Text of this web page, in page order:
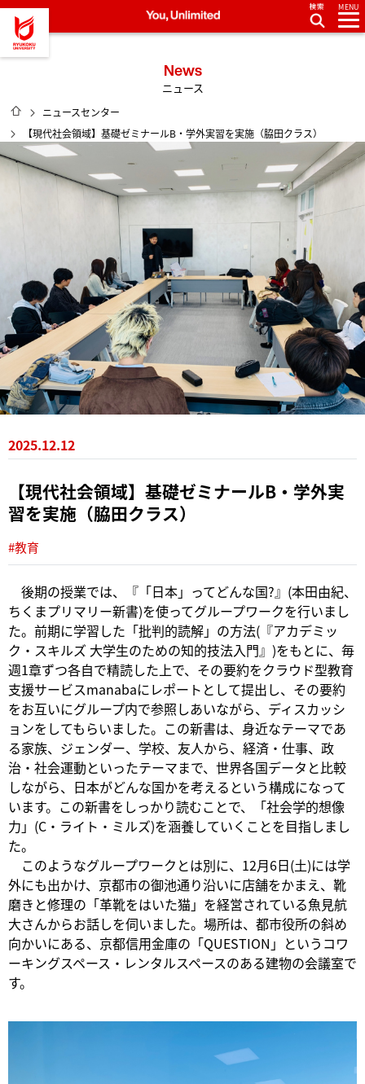
龍谷大学 You, Unlimited
MENU
News
ニュース
HOME
ニュースセンター
【現代社会領域】基礎ゼミナールB・学外実習を実施（脇田クラス）
2025.12.12
【現代社会領域】基礎ゼミナールB・学外実
習を実施（脇田クラス）
#教育
後期の授業では、『「日本」ってどんな国?』(本田由紀、
ちくまプリマリー新書)を使ってグループワークを行いまし
た。前期に学習した「批判的読解」の方法(『アカデミッ
ク・スキルズ 大学生のための知的技法入門』)をもとに、毎
週1章ずつ各自で精読した上で、その要約をクラウド型教育
支援サービスmanabaにレポートとして提出し、その要約
をお互いにグループ内で参照しあいながら、ディスカッシ
ョンをしてもらいました。この新書は、身近なテーマであ
る家族、ジェンダー、学校、友人から、経済・仕事、政
治・社会運動といったテーマまで、世界各国データと比較
しながら、日本がどんな国かを考えるという構成になって
います。この新書をしっかり読むことで、「社会学的想像
力」(C・ライト・ミルズ)を涵養していくことを目指しまし
た。
このようなグループワークとは別に、12月6日(土)には学
外にも出かけ、京都市の御池通り沿いに店舗をかまえ、靴
磨きと修理の「革靴をはいた猫」を経営されている魚見航
大さんからお話しを伺いました。場所は、都市役所の斜め
向かいにある、京都信用金庫の「QUESTION」というコワ
ーキングスペース・レンタルスペースのある建物の会議室で
す。